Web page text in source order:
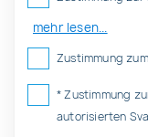
mehr lesen...
Zustimmung
* Zustimmung
autorisierten